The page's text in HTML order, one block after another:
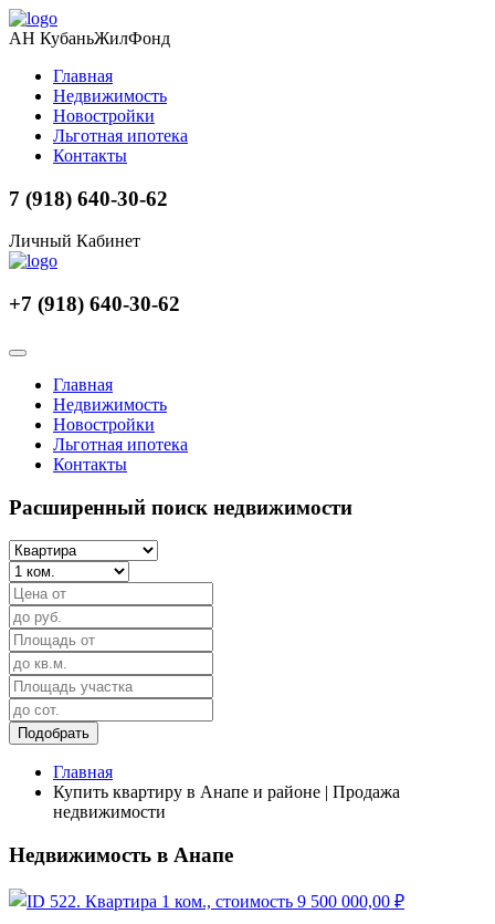
АН КубаньЖилФонд
Главная
Недвижимость
Новостройки
Льготная ипотека
Контакты
7 (918) 640-30-62
Личный Кабинет
+7 (918) 640-30-62
Главная
Недвижимость
Новостройки
Льготная ипотека
Контакты
Расширенный поиск недвижимости
Подобрать
Главная
Купить квартиру в Анапе и районе | Продажа
недвижимости
Недвижимость в Анапе